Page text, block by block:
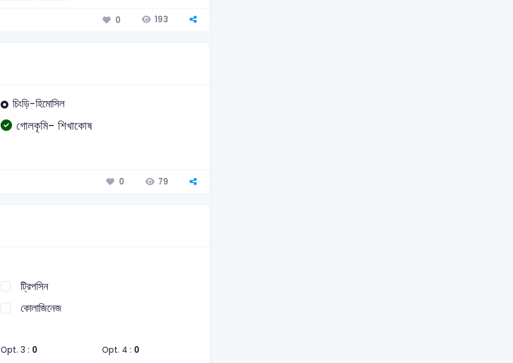
0 193
চিংড়ি-হিমোসিল
গোলকৃমি- শিখাকোষ
0 79
ট্রিপসিন
কোলাজিনেজ
Opt. 3 : 0 Opt. 4 : 0